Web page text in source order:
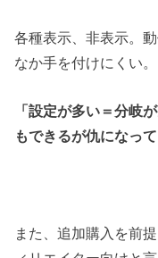
各種表示、非表示。
なか手を付けにくい。
「設定が多い＝分岐が
もできるが仇になっ
また、追加購入を前